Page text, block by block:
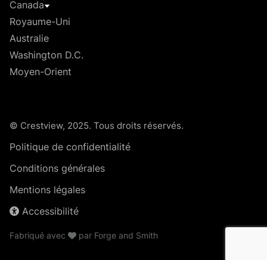
Canada
Royaume-Uni
Australie
Washington D.C.
Moyen-Orient
© Crestview, 2025. Tous droits réservés.
Politique de confidentialité
Conditions générales
Mentions légales
Accessibilité
Fabriqué avec par Forge and Smith